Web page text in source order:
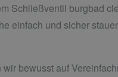
Schließventil burgbad
einfach und sicher
bewusst auf